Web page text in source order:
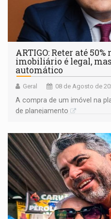
ARTIGO: Reter até
imobiliário é legal,
automático
Geral 08 de Agosto de
A compra de um imóvel na
de planejamento